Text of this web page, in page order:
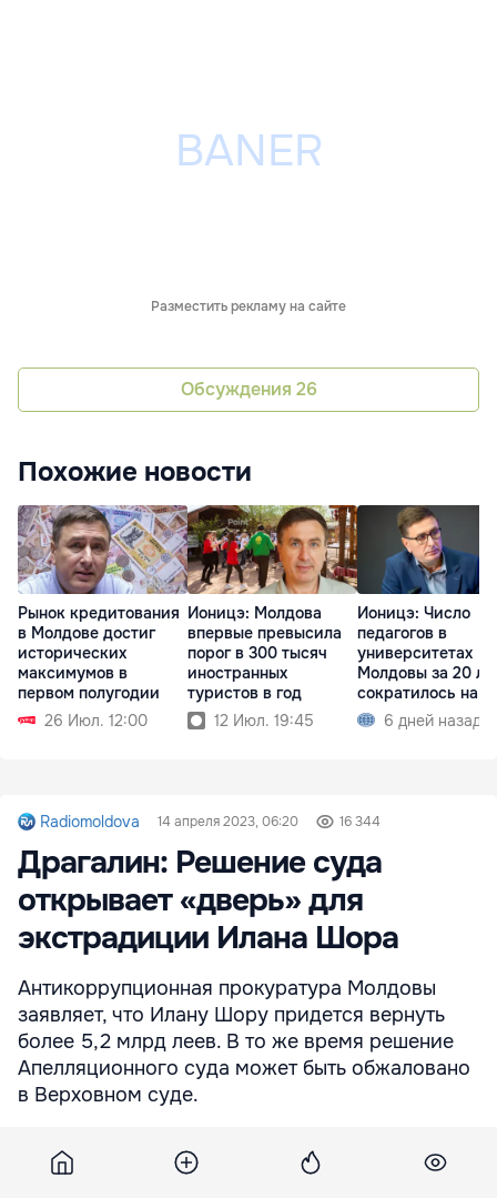
Разместить рекламу на сайте
Обсуждения 26
Похожие новости
Рынок кредитования
в Молдове достиг
исторических
максимумов в
первом полугодии
26 Июл. 12:00
Ионицэ: Молдова
впервые превысила
порог в 300 тысяч
иностранных
туристов в год
12 Июл. 19:45
Ионицэ: Число
педагогов в
университетах
Молдовы за 20
сократилось на 2,97
тысячи6 дней назад
Radiomoldova 14 апреля 2023, 06:20 16 344
Драгалин: Решение суда
открывает «дверь» для
экстрадиции Илана Шора
Антикоррупционная прокуратура Молдовы
заявляет, что Илану Шору придется вернуть
более 5,2 млрд леев. В то же время решение
Апелляционного суда может быть обжаловано
в Верховном суде.